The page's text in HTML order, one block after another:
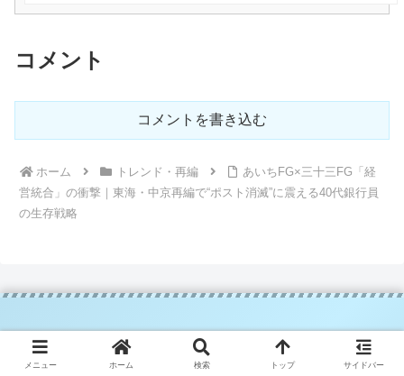
コメント
コメントを書き込む
ホーム トレンド・再編
あいちFG×三十三FG「経
営統合」の衝撃｜東海・中京再編で“ポスト消滅”に震える40代銀行員
の生存戦略
メニュー ホーム 検索 トップ サイドバー